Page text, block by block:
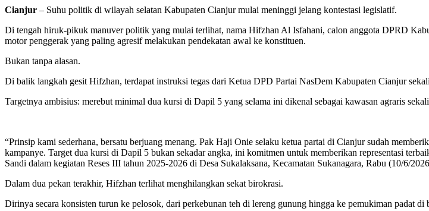
Cianjur – Suhu politik di wilayah selatan Kabupaten Cianjur mulai meninggi jelang kontestasi legislatif.
Di tengah hiruk-pikuk manuver politik yang mulai terlihat, nama Hifzhan Al Isfahani, calon anggota DPRD
motor penggerak yang paling agresif melakukan pendekatan awal ke konstituen.
Bukan tanpa alasan.
Di balik langkah gesit Hifzhan, terdapat instruksi tegas dari Ketua DPD Partai NasDem Kabupaten Cianjur
Targetnya ambisius: merebut minimal dua kursi di Dapil 5 yang selama ini dikenal sebagai kawasan agraris
“Prinsip kami sederhana, bersatu berjuang menang. Pak Haji Onie selaku ketua partai di Cianjur sudah
kampanye. Target dua kursi di Dapil 5 bukan sekadar angka, ini komitmen untuk memberikan representasi
Sandi dalam kegiatan Reses III tahun 2025-2026 di Desa Sukalaksana, Kecamatan Sukanagara, Rabu (10/6/
Dalam dua pekan terakhir, Hifzhan terlihat menghilangkan sekat birokrasi.
Dirinya secara konsisten turun ke pelosok, dari perkebunan teh di lereng gunung hingga ke pemukiman padat di